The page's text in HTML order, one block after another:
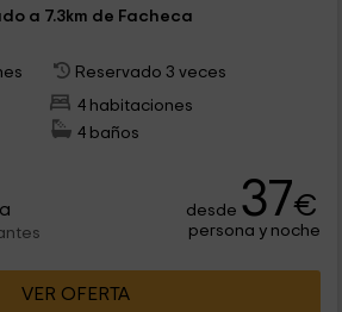
a 7.3km de Facheca
Reservado 3 veces
4 habitaciones
4 baños
desde 37€
persona y noche
VER OFERTA